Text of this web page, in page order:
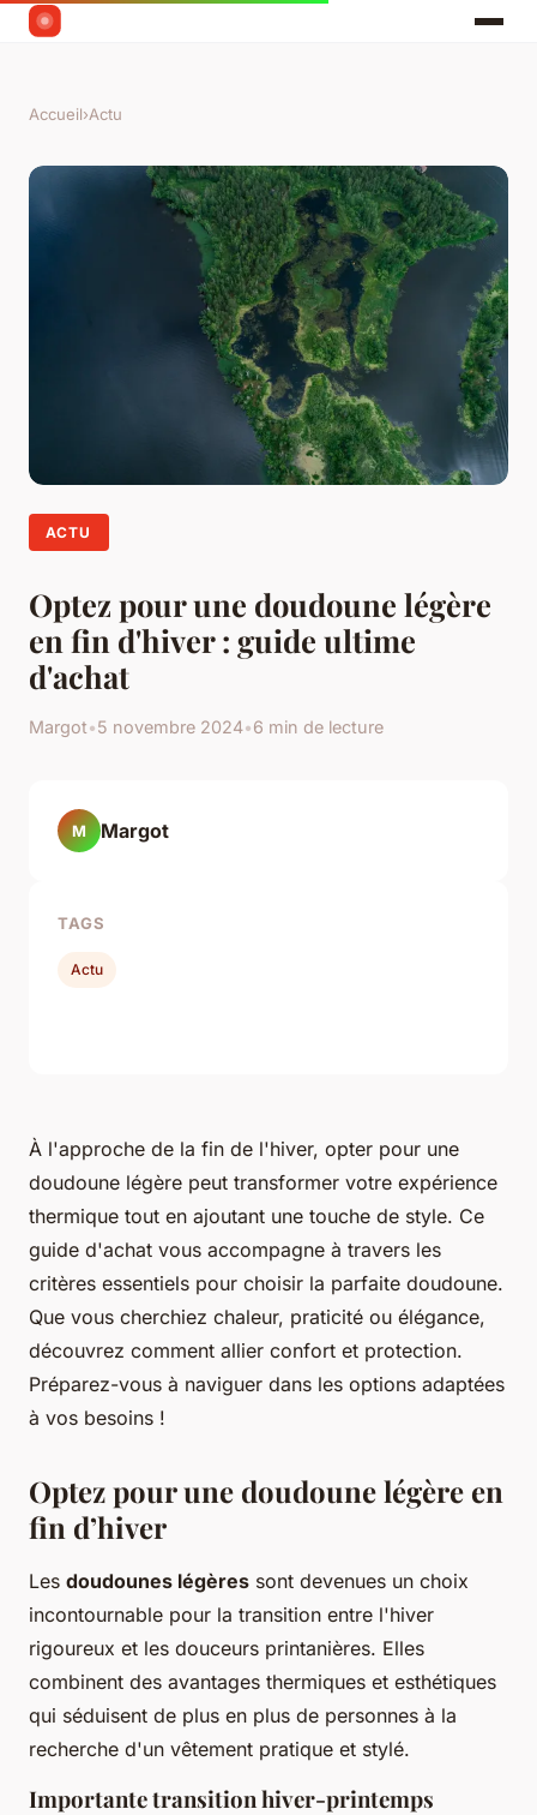
Accueil›Actu
ACTU
Optez pour une doudoune légère
en fin d'hiver : guide ultime
d'achat
Margot•5 novembre 2024•6 min de lecture
À l'approche de la fin de l'hiver, opter pour une
doudoune légère peut transformer votre expérience
thermique tout en ajoutant une touche de style. Ce
guide d'achat vous accompagne à travers les
critères essentiels pour choisir la parfaite doudoune.
Que vous cherchiez chaleur, praticité ou élégance,
découvrez comment allier confort et protection.
Préparez-vous à naviguer dans les options adaptées
à vos besoins !
Optez pour une doudoune légère en
fin d’hiver
Les doudounes légères sont devenues un choix
incontournable pour la transition entre l'hiver
rigoureux et les douceurs printanières. Elles
combinent des avantages thermiques et esthétiques
qui séduisent de plus en plus de personnes à la
recherche d'un vêtement pratique et stylé.
Importante transition hiver-printemps
M Margot
TAGS
Actu